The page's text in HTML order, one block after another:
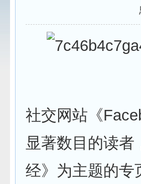
社交网站《
显著数目的读者
经》为主题的专